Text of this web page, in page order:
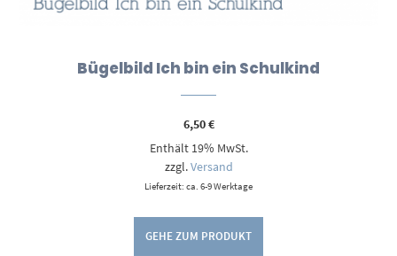
Bügelbild Ich bin ein Schulkind
6,50€
Enthält 19% MwSt.
zzgl.Versand
Lieferzeit: ca. 6-9 Werktage
GEHE ZUM PRODUKT